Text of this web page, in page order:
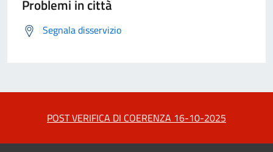
Problemi in città
Segnala disservizio
POST VERIFICA DI COERENZA 16-10-2025